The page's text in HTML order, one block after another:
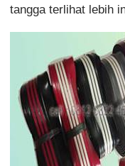
tangga terlihat lebih